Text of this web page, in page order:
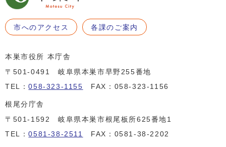
市へのアクセス 各課のご案内
本巣市役所 本庁舎
〒501-0491 岐阜県本巣市早野255番地
TEL：058-323-1155 FAX：058-323-1156
根尾分庁舎
〒501-1592 岐阜県本巣市根尾板所625番地1
TEL：0581-38-2511 FAX：0581-38-2202